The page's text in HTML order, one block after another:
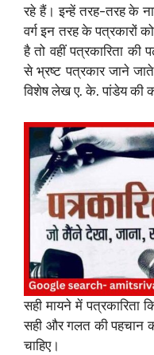
रहे हैं। इन्हें तरह-तरह के
वर्ग इन तरह के पत्रकारों
है तो वहीं पत्रकारिता
से भ्रष्ट पत्रकार जाने
विशेष लेख ए. के. पांडेय की
सही मायने में पत्रकारिता
सही और गलत की पहचान
चाहिए। ‌